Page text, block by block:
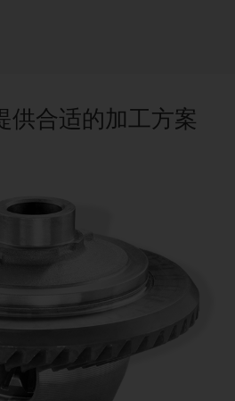
供合适的加工方案